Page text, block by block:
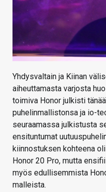
Yhdysvaltain ja Kiinan
aiheuttamasta varjosta
toimiva Honor julkisti
puhelinmallistonsa ja io-
seuraamassa julkistusta
ensituntumat
kiinnostuksen kohteena
Honor 20 Pro, mutta
myös edullisemmista
malleista.